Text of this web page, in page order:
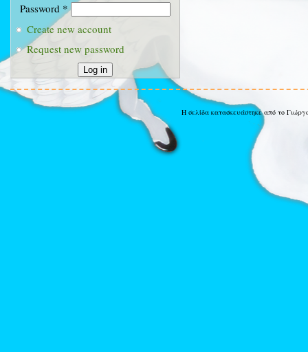
Password *
Create new account
Request new password
Η σελίδα κατασκευάστηκε από το